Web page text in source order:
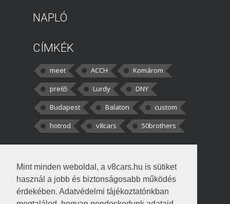
Mint minden weboldal, a v8cars.hu is sütiket
használ a jobb és biztonságosabb működés
érdekében. Adatvédelmi tájékoztatónkban
NAPLÓ
CÍMKÉK
meet ACCH
Komárom
pre65
Lurdy
DNY
Budapest
Balaton
custom
hotrod
v8cars 50brothers
kortisz:Elszúrtam! Én csak két
darabbaal számoltam. Nem tudtam, hogy fél autót,